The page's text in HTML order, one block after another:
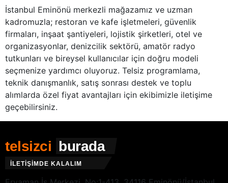
İstanbul Eminönü merkezli mağazamız ve uzman
kadromuzla; restoran ve kafe işletmeleri, güvenlik
firmaları, inşaat şantiyeleri, lojistik şirketleri, otel ve
organizasyonlar, denizcilik sektörü, amatör radyo
tutkunları ve bireysel kullanıcılar için doğru modeli
seçmenize yardımcı oluyoruz. Telsiz programlama,
teknik danışmanlık, satış sonrası destek ve toplu
alımlarda özel fiyat avantajları için ekibimizle iletişime
geçebilirsiniz.
telsizci burada
İLETİŞİMDE KALALIM